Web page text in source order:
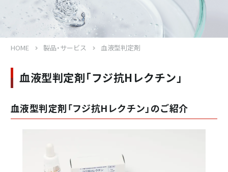
HOME 製品・サービス 血液型判定剤
血液型判定剤「フジ抗Hレクチン」
血液型判定剤「フジ抗Hレクチン」のご紹介
珪酸製品
地盤改良材
コンクリート強化防水材